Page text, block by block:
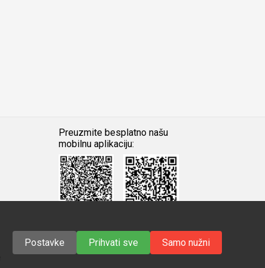
Preuzmite besplatno našu
mobilnu aplikaciju:
Android iOS
Play
Store
Postavke Prihvati sve Samo nužni